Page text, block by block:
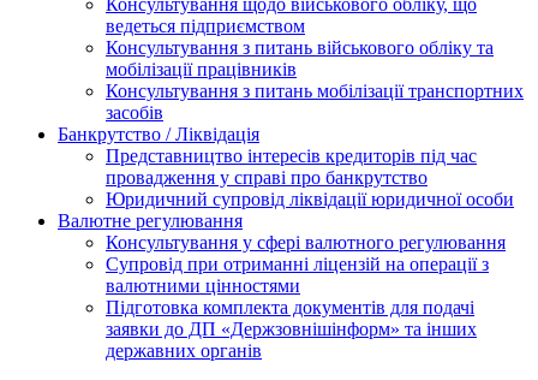
Консультування щодо військового обліку, що
ведеться підприємством
Консультування з питань військового обліку та
мобілізації працівників
Консультування з питань мобілізації транспортних
засобів
Банкрутство / Ліквідація
Представництво інтересів кредиторів під час
провадження у справі про банкрутство
Юридичний супровід ліквідації юридичної особи
Валютне регулювання
Консультування у сфері валютного регулювання
Супровід при отриманні ліцензій на операції з
валютними цінностями
Підготовка комплекта документів для подачі
заявки до ДП «Держзовнішінформ» та інших
державних органів